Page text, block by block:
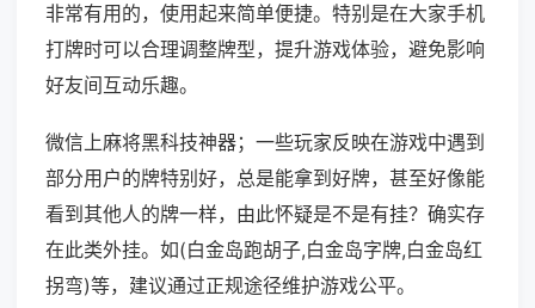
非常有用的，使用起来简单便捷。特别是在大家手机
打牌时可以合理调整牌型，提升游戏体验，避免影响
好友间互动乐趣。
微信上麻将黑科技神器；一些玩家反映在游戏中遇到
部分用户的牌特别好，总是能拿到好牌，甚至好像能
看到其他人的牌一样，由此怀疑是不是有挂？确实存
在此类外挂。如(白金岛跑胡子,白金岛字牌,白金岛红
拐弯)等，建议通过正规途径维护游戏公平。